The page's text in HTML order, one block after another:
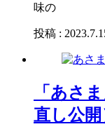
味の
投稿 :
「あさ
直し公開